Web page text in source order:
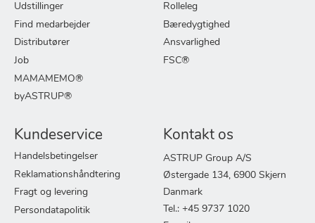
Udstillinger
Find medarbejder
Distributører
Job
MAMAMEMO®
byASTRUP®
Rolleleg
Bæredygtighed
Ansvarlighed
FSC®
Kundeservice
Handelsbetingelser
Reklamationshåndtering
Fragt og levering
Persondatapolitik
Kontakt os
ASTRUP Group A/S
Østergade 134, 6900 Skjern
Danmark
Tel.: +45 9737 1020